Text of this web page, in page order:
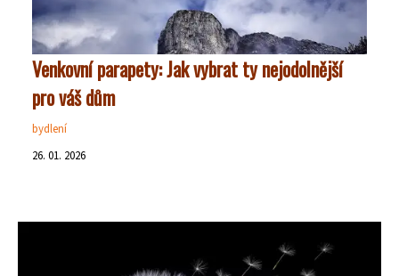
Venkovní parapety: Jak vybrat ty nejodolnější
pro váš dům
bydlení
26. 01. 2026